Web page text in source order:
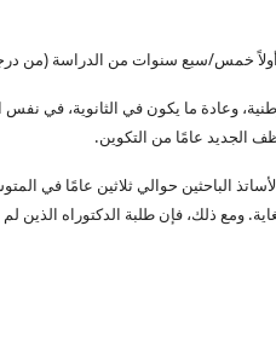
خمس/سبع سنوات من الدراسة (من درجة
وعادة ما يكون في الثانوية، في
الجديد عامًا من التكوين.
الباحثين حوالي ثلاثين عامًا
ومع ذلك، فإن طلبة الدكتوراه